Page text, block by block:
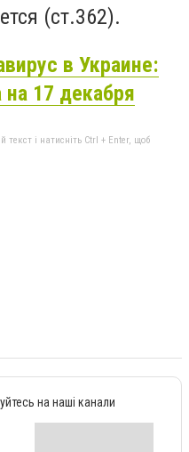
(ст.362).
в Украине:
на 17 декабря
текст і натисніть Ctrl + Enter, щоб
на наші канали